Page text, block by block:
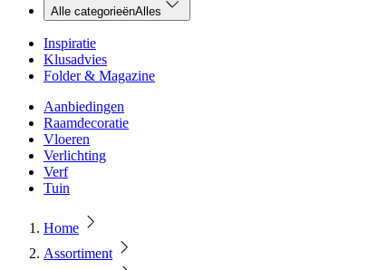
Alle categorieënAlles
Inspiratie
Klusadvies
Folder & Magazine
Aanbiedingen
Raamdecoratie
Vloeren
Verlichting
Verf
Tuin
Home
Assortiment